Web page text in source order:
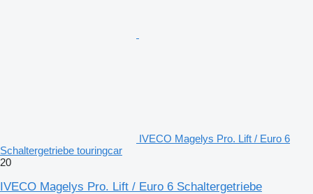
IVECO Magelys Pro. Lift / Euro 6
Schaltergetriebe touringcar
20
IVECO Magelys Pro. Lift / Euro 6 Schaltergetriebe